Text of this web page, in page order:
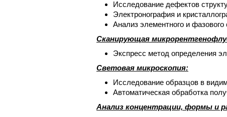
Исследование дефектов
Электронография и
Анализ элементного и
Сканирующая
Экспресс метод определения
Световая микроскопия:
Исследование образцов в
Автоматическая обработка
Анализ концентрации, формы и